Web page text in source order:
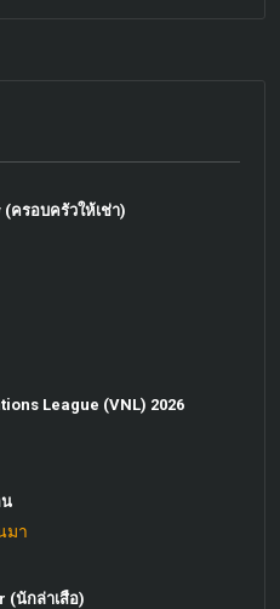
ครอบครัวให้เช่า)
League (VNL) 2026
น
มา
(นักล่าเสือ)